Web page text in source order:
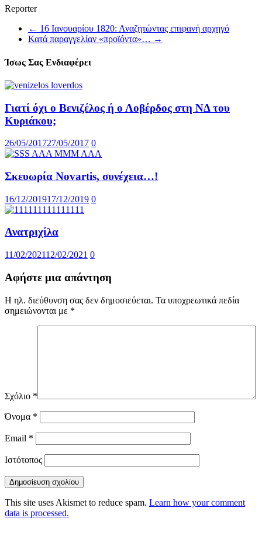
Reporter
← 16 Ιανουαρίου 1820: Αναζητώντας επιφανή αρχηγό
Κατά παραγγελίαν «προϊόντα»… →
Ίσως Σας Ενδιαφέρει
Γιατί όχι ο Βενιζέλος ή ο Λοβέρδος στη ΝΔ του
Κυριάκου;
26/05/201727/05/2017 0
Σκευωρία Novartis, συνέχεια…!
16/12/201917/12/2019 0
Ανατριχίλα
11/02/202112/02/2021 0
Αφήστε μια απάντηση
Η ηλ. διεύθυνση σας δεν δημοσιεύεται. Τα υποχρεωτικά πεδία
σημειώνονται με *
Σχόλιο *
Όνομα *
Email *
Ιστότοπος
This site uses Akismet to reduce spam. Learn how your comment
data is processed.